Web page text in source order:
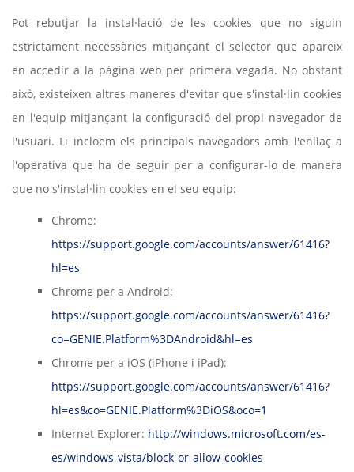
Pot rebutjar la instal·lació de les cookies que no siguin
estrictament necessàries mitjançant el selector que apareix
en accedir a la pàgina web per primera vegada. No obstant
això, existeixen altres maneres d'evitar que s'instal·lin cookies
en l'equip mitjançant la configuració del propi navegador de
l'usuari. Li incloem els principals navegadors amb l'enllaç a
l'operativa que ha de seguir per a configurar-lo de manera
que no s'instal·lin cookies en el seu equip:
Chrome:
https://support.google.com/accounts/answer/61416?
hl=es
Chrome per a Android:
https://support.google.com/accounts/answer/61416?
co=GENIE.Platform%3DAndroid&hl=es
Chrome per a iOS (iPhone i iPad):
https://support.google.com/accounts/answer/61416?
hl=es&co=GENIE.Platform%3DiOS&oco=1
Internet Explorer: http://windows.microsoft.com/es-
es/windows-vista/block-or-allow-cookies